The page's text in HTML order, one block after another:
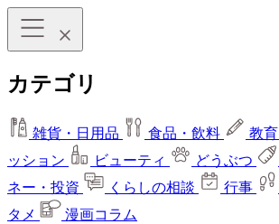
カテゴリ
雑貨・日用品 食品・飲料 教育
ッション
ビューティ どうぶつ
ネー・投資
くらしの相談 行事
タメ
漫画コラム